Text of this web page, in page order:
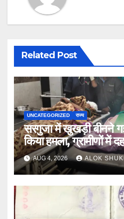
Related Post
UNCATEGORIZED राज्य
सरगुजा में खुखड़ी बीनने
किया हमला, ग्रामीणों में
AUG 4, 2026 ALOK